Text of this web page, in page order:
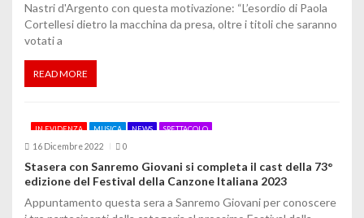
i
Nastri d'Argento con questa motivazione: “L’esordio di Paola
Cortellesi dietro la macchina da presa, oltre i titoli che saranno
votati a
READ MORE
IN EVIDENZA MUSICA NEWS SPETTACOLO
16 Dicembre 2022 0
Stasera con Sanremo Giovani si completa il cast della 73°
edizione del Festival della Canzone Italiana 2023
Appuntamento questa sera a Sanremo Giovani per conoscere